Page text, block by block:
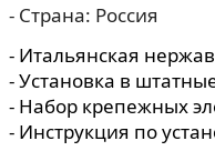
- Страна: Россия
- Итальянская
- Установка в
- Набор крепежных
- Инструкция по